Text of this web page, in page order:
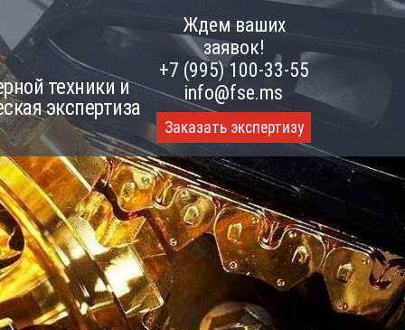
техники и
экспертиза
Ждем ваших
заявок!
+7 (995) 100-33-55
info@fse.ms
Заказать экспертизу